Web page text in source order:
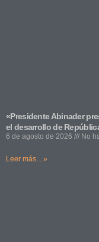
«Presidente Abinader
el desarrollo de
6 de agosto de 2026 No
Leer más... »